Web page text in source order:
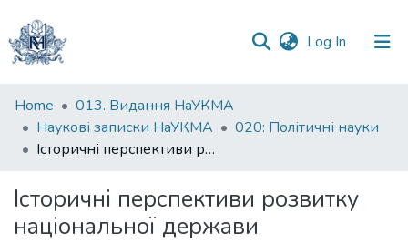
Log In (current)
Communities
&
Collections
Statistics
Home
013. Видання НаУКМА
Наукові записки НаУКМА
020: Політичні науки
Історичні перспективи розвитку національної держави
Історичні перспективи розвитку
національної держави